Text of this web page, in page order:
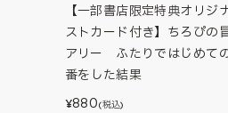
【一部書店限定特典オリジ
ストカード付き】ちろぴの
アリー ふたりではじめて
番をした結果
¥880(税込)